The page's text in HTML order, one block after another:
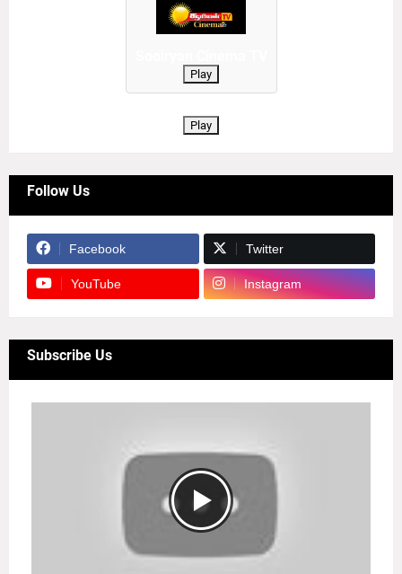
Play
Play
Follow Us
Facebook Twitter
YouTube Instagram
Subscribe Us